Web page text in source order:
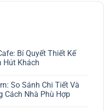
Bí Quyết Thiết Kế
Hút Khách
So Sánh Chi Tiết Và
Cách Nhà Phù Hợp